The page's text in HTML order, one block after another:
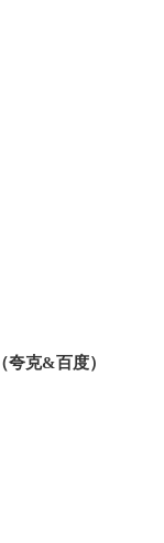
（夸克&百度）